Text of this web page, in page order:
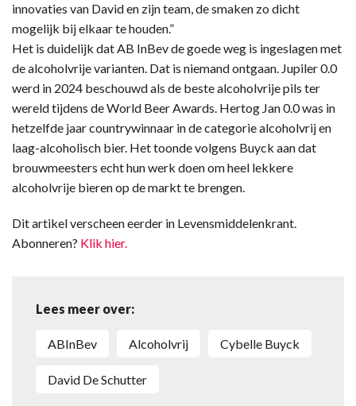
innovaties van David en zijn team, de smaken zo dicht
mogelijk bij elkaar te houden.”
Het is duidelijk dat AB InBev de goede weg is ingeslagen met
de alcoholvrije varianten. Dat is niemand ontgaan. Jupiler 0.0
werd in 2024 beschouwd als de beste alcoholvrije pils ter
wereld tijdens de World Beer Awards. Hertog Jan 0.0 was in
hetzelfde jaar countrywinnaar in de categorie alcoholvrij en
laag-alcoholisch bier. Het toonde volgens Buyck aan dat
brouwmeesters echt hun werk doen om heel lekkere
alcoholvrije bieren op de markt te brengen.
Dit artikel verscheen eerder in Levensmiddelenkrant.
Abonneren? Klik hier.
Lees meer over:
ABInBev alcoholvrij Cybelle Buyck
David De Schutter